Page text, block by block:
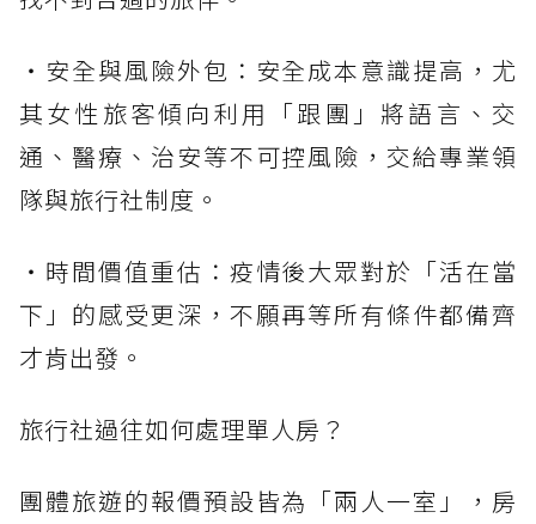
・安全與風險外包：安全成本意識提高，尤
其女性旅客傾向利用「跟團」將語言、交
通、醫療、治安等不可控風險，交給專業領
隊與旅行社制度。
・時間價值重估：疫情後大眾對於「活在當
下」的感受更深，不願再等所有條件都備齊
才肯出發。
旅行社過往如何處理單人房？
團體旅遊的報價預設皆為「兩人一室」，房